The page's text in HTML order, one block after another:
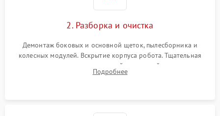
2. Разборка и очистка
Демонтаж боковых и основной щеток, пылесборника и
колесных модулей. Вскрытие корпуса робота. Тщательная
очистка внутренних полостей, шестерней и плат от
скопившейся пыли, волос и шерсти животных с
Подробнее